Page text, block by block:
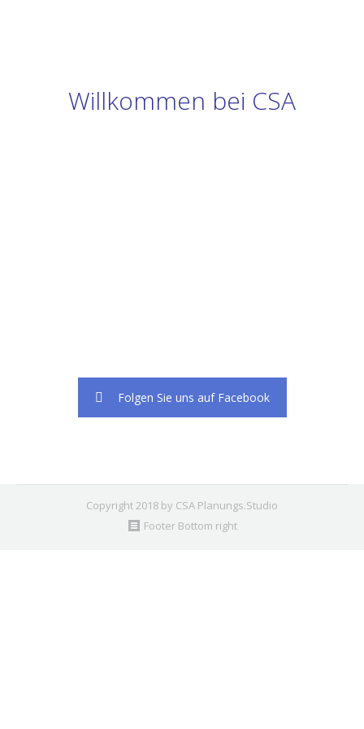
Willkommen bei CSA
Folgen Sie uns auf Facebook
Copyright 2018 by CSA Planungs.Studio
Footer Bottom right